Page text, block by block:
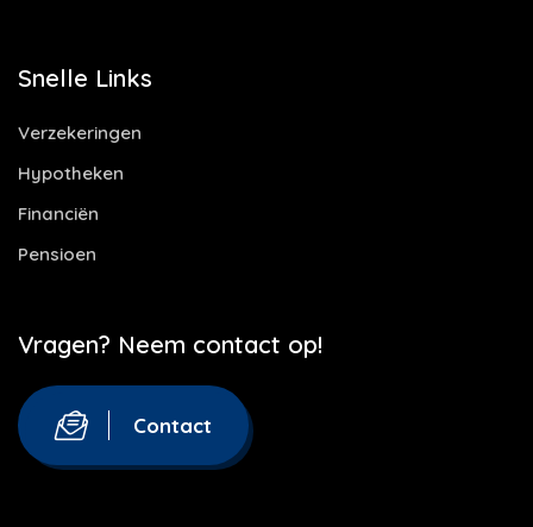
Snelle Links
Verzekeringen
Hypotheken
Financiën
Pensioen
Vragen? Neem contact op!
Contact